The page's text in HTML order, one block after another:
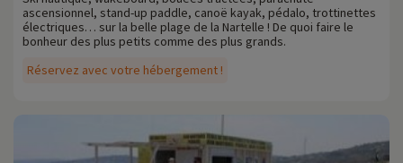
Réservez avec votre hébergement !
ascensionnel, stand-up paddle, canoë kayak, pédalo, trottinettes
électriques… sur la belle plage de la Nartelle ! De quoi faire le
bonheur des plus petits comme des plus grands.